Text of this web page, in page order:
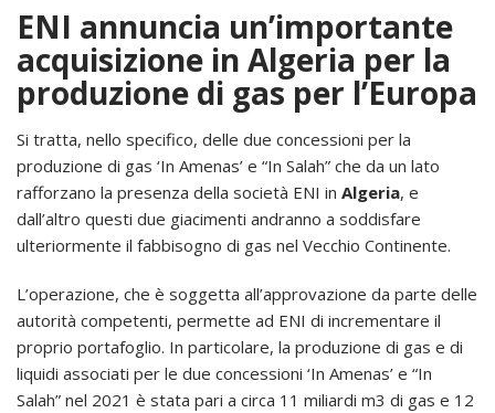
ENI annuncia un’importante
acquisizione in Algeria per la
produzione di gas per l’Europa
Si tratta, nello specifico, delle due concessioni per la
produzione di gas ‘In Amenas’ e “In Salah” che da un lato
rafforzano la presenza della società ENI in Algeria, e
dall’altro questi due giacimenti andranno a soddisfare
ulteriormente il fabbisogno di gas nel Vecchio Continente.
L’operazione, che è soggetta all’approvazione da parte delle
autorità competenti, permette ad ENI di incrementare il
proprio portafoglio. In particolare, la produzione di gas e di
liquidi associati per le due concessioni ‘In Amenas’ e “In
Salah” nel 2021 è stata pari a circa 11 miliardi m3 di gas e 12